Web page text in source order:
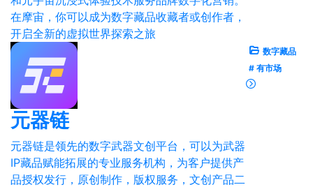
在摩宙，你可以成为数字藏品收藏者或创作者，
开启全新的虚拟世界探索之旅
元器链
元器链是领先的数字武器文创平台，可以为武器
IP藏品赋能拓展的专业服务机构，为客户提供产
品授权发行，原创制作，版权服务，文创产品二
数字藏品
# 有市场